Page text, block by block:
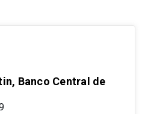
Banco Central de